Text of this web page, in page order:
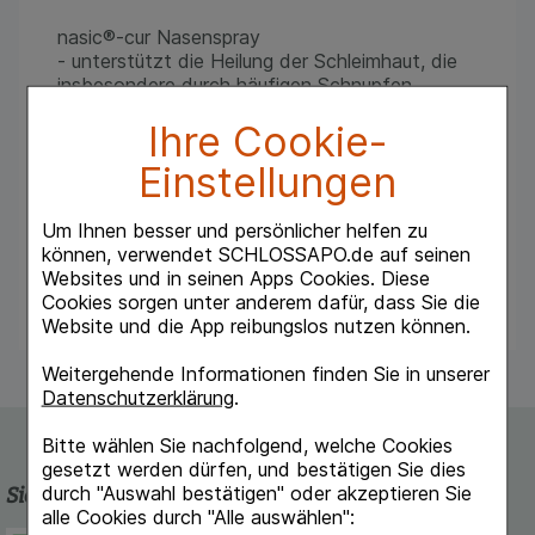
Ihre Cookie-
Einstellungen
Um Ihnen besser und persönlicher helfen zu
können, verwendet SCHLOSSAPO.de auf seinen
Websites und in seinen Apps Cookies. Diese
Cookies sorgen unter anderem dafür, dass Sie die
Website und die App reibungslos nutzen können.
Weitergehende Informationen finden Sie in unserer
Datenschutzerklärung.
Bitte wählen Sie nachfolgend, welche Cookies
gesetzt werden dürfen, und bestätigen Sie dies
durch "Auswahl bestätigen" oder akzeptieren Sie
alle Cookies durch "Alle auswählen":
nasic®-cur Nasenspray
- unterstützt die Heilung der Schleimhaut, die
insbesondere durch häufigen Schnupfen,
belastet ist.
- bei geschädigter und trockener
Nasenschleimhaut
- enthält eine Kombination aus hochdosiertem
Dexpanthenol und wertvoller
Mineralsalzlösung.
Sicherheit und Qualität